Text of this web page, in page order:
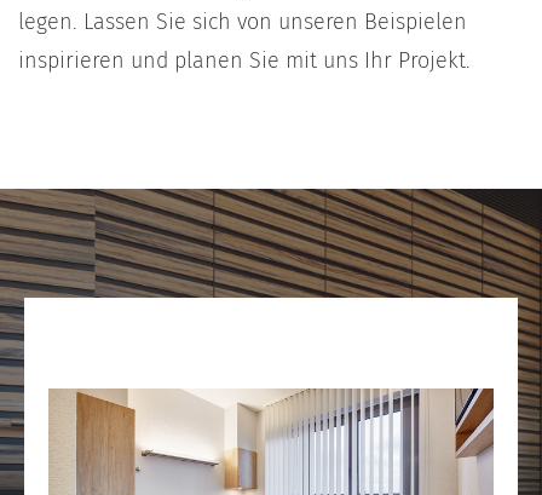
legen. Lassen Sie sich von unseren Beispielen
inspirieren und planen Sie mit uns Ihr Projekt.